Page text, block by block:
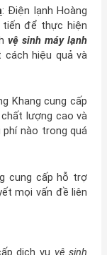
: Điện lạnh Hoàng
để thực hiện
vệ sinh máy lạnh
hiệu quả và
Khang cung cấp
lượng cao và
phí nào trong quá
cung cấp hỗ trợ
mọi vấn đề liên
dịch vụ vệ sinh